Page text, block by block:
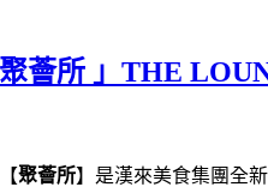
薈所 」THE
聚薈所】是漢來美食集團全